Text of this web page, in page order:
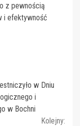
z pewnością
i efektywność
w Dniu
i
w Bochni
Kolejny: